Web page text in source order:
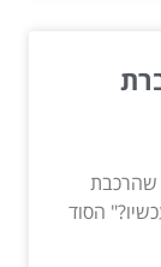
שהרכבת
הסוד